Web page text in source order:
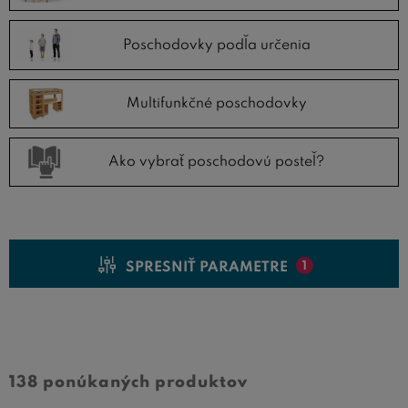
materiál, môžete si vybraťposchodové postele z masívu
alebo lacnejšie modely a zostavy z laminátu.
Nezaváhajte a prezrite si jednotlivé modely
poschodových postelí naBezvaPostele.ska vyberte si tú,
ktorá vás najviac zaujme.
Poschodovky podľa určenia
Multifunkčné poschodovky
Ako vybrať poschodovú posteľ?
SPRESNIŤ PARAMETRE 1
138 ponúkaných produktov